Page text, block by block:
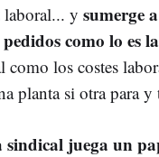
laboral... y sumerge
como lo es
los costes
planta si otra para y
sindical juega un